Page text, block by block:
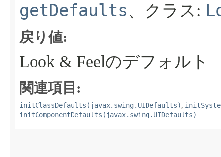
getDefaults、クラス:
戻り値:
Look & Feelのデフォルト
関連項目:
initClassDefaults(javax.swing.UIDefaults) ,
initComponentDefaults(javax.swing.UIDefaults)